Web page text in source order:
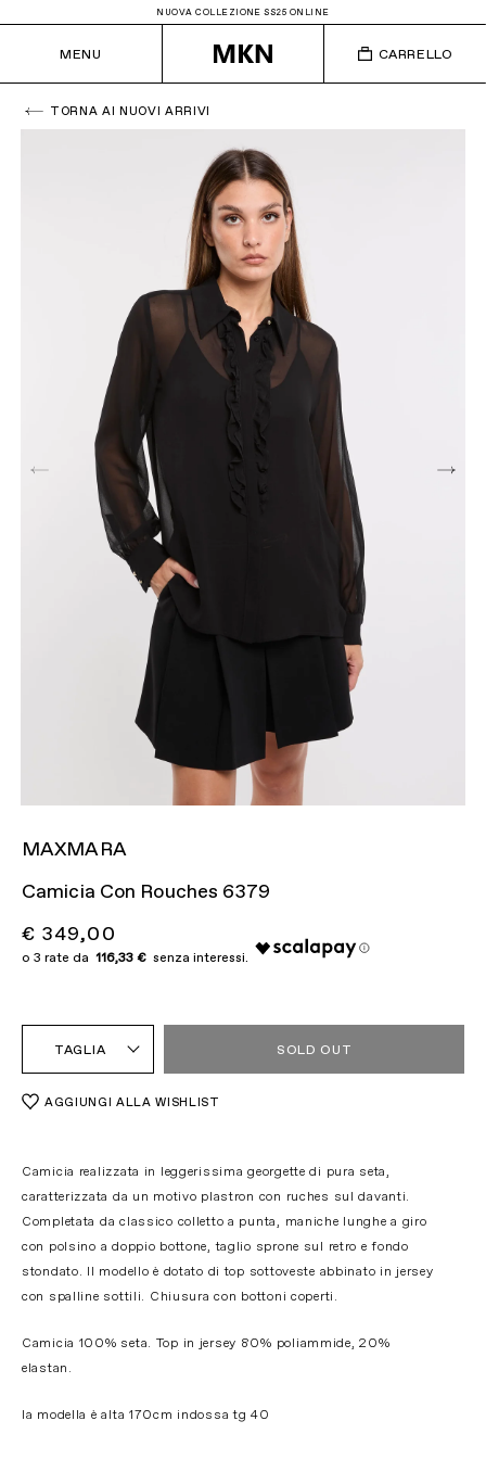
NUOVA COLLEZIONE SS25 ONLINE
MENU CARRELLO
TORNA AI NUOVI ARRIVI
MAXMARA
Camicia Con Rouches 6379
€ 349,00
116,33 €
TAGLIA SOLD OUT
AGGIUNGI ALLA WISHLIST
Camicia realizzata in leggerissima georgette di pura seta,
caratterizzata da un motivo plastron con ruches sul davanti.
Completata da classico colletto a punta, maniche lunghe a giro
con polsino a doppio bottone, taglio sprone sul retro e fondo
stondato. Il modello è dotato di top sottoveste abbinato in jersey
con spalline sottili. Chiusura con bottoni coperti.
Camicia 100% seta. Top in jersey 80% poliammide, 20%
elastan.
la modella è alta 170cm indossa tg 40